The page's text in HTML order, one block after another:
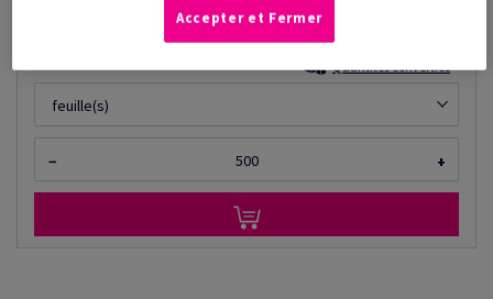
EN STOCK : LIVRAISON À PARTIR DU 10/08/2026
Quantités converties
feuille(s)
− +
Accepter et Fermer